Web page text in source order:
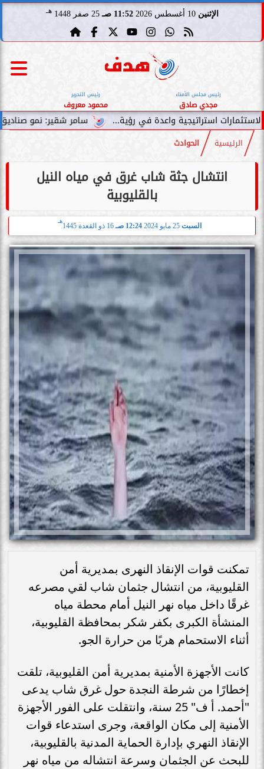
الإثنين 10 أغسطس 2026 11:52 صـ 25 صفر 1448 هـ
رئيس مجلس الأمناء
مجدي صادق
رئيس التحرير
محمود معروف
سامر شقير: نمو صناديق الاستثمار
الرئيسية الحوادث
انتشال جثة شاب غرق في مياه النيل
بالقليوبية
السبت 12:24 صـ 16 ذو القعدة 1445
هـ
تمكنت قوات الإنقاذ النهرى بمديرية أمن
القليوبية، من انتشال جثمان شاب لقي مصرعه
غرقًا داخل مياه نهر النيل أمام محطة مياه
المنشأة الكبرى بكفر شكر بمحافظة القليوبية،
أثناء الاستحمام هربًا من حرارة الجو.
كانت الأجهزة الأمنية بمديرية أمن القليوبية، تلقت
إخطارًا من شرطة النجدة حول غرق شاب يدعى
"أحمد. أ ف" 25 سنة، وانتقلت على الفور الأجهزة
الأمنية إلى مكان الواقعة، وجرى استدعاء قوات
الإنقاذ النهري بإدارة الحماية المدنية بالقليوبية،
للبحث عن الجثمان وسرعة انتشاله من مياه نهر